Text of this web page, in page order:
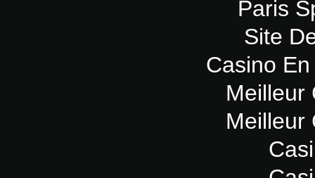
Paris
Site
Casino
Meilleur
Meilleur